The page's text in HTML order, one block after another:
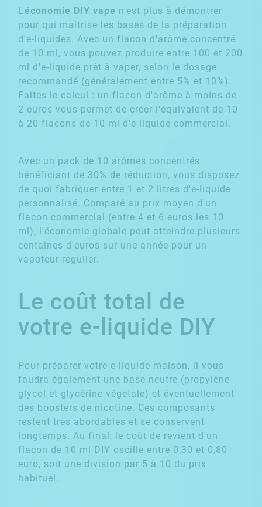
L'économie DIY vape n'est plus à démontrer
pour qui maîtrise les bases de la préparation
d'e-liquides. Avec un flacon d'arôme concentré
de 10 ml, vous pouvez produire entre 100 et 200
ml d'e-liquide prêt à vaper, selon le dosage
recommandé (généralement entre 5% et 10%).
Faites le calcul : un flacon d'arôme à moins de
2 euros vous permet de créer l'équivalent de 10
à 20 flacons de 10 ml d'e-liquide commercial.
Avec un pack de 10 arômes concentrés
bénéficiant de 30% de réduction, vous disposez
de quoi fabriquer entre 1 et 2 litres d'e-liquide
personnalisé. Comparé au prix moyen d'un
flacon commercial (entre 4 et 6 euros les 10
ml), l'économie globale peut atteindre plusieurs
centaines d'euros sur une année pour un
vapoteur régulier.
Le coût total de
votre e-liquide DIY
Pour préparer votre e-liquide maison, il vous
faudra également une base neutre (propylène
glycol et glycérine végétale) et éventuellement
des boosters de nicotine. Ces composants
restent très abordables et se conservent
longtemps. Au final, le coût de revient d'un
flacon de 10 ml DIY oscille entre 0,30 et 0,80
euro, soit une division par 5 à 10 du prix
habituel.